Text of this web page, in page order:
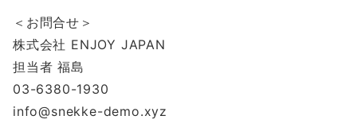
＜お問合せ＞
株式会社 ENJOY JAPAN
担当者 福島
03-6380-1930
info@snekke-demo.xyz